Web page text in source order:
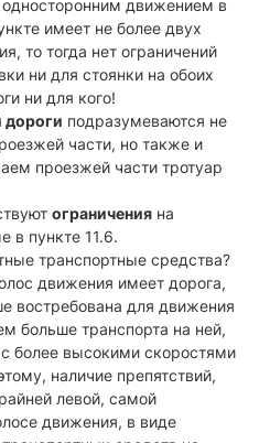
односторонним движением в
имеет не более двух
то тогда нет ограничений
ни для стоянки на обоих
ни для кого!
дороги подразумеваются не
части, но также и
проезжей части тротуар
ограничения на
в пункте 11.6.
транспортные средства?
движения имеет дорога,
востребована для движения
больше транспорта на ней,
более высокими скоростями
наличие препятствий,
левой, самой
движения, в виде